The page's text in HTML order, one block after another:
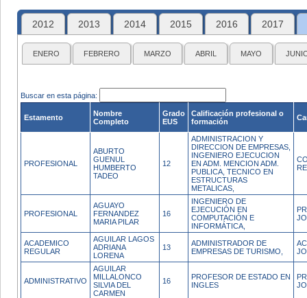
2012 2013 2014 2015 2016 2017
ENERO FEBRERO MARZO ABRIL MAYO
Buscar en esta página:
Estamento
Nombre
Completo
Grado
EUS
Calificación profesional o
formación
PROFESIONAL
ABURTO
GUENUL
HUMBERTO
TADEO
12
ADMINISTRACION Y
DIRECCION DE EMPRESAS,
INGENIERO EJECUCION
EN ADM. MENCION ADM.
PUBLICA, TECNICO EN
ESTRUCTURAS
METALICAS,
PROFESIONAL
AGUAYO
FERNANDEZ
MARIA PILAR
16
INGENIERO DE
EJECUCIÓN EN
COMPUTACIÓN E
INFORMÁTICA,
ACADEMICO
REGULAR
AGUILAR LAGOS
ADRIANA
LORENA
13
ADMINISTRADOR DE
EMPRESAS DE TURISMO,
ADMINISTRATIVO
AGUILAR
MILLALONCO
SILVIA DEL
CARMEN
16
PROFESOR DE ESTADO EN
INGLES